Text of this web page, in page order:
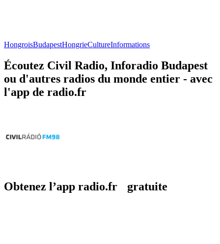
HongroisBudapestHongrieCultureInformations
Écoutez Civil Radio, Inforadio Budapest
ou d'autres radios du monde entier - avec
l'app de radio.fr
Obtenez l’app radio.fr gratuite